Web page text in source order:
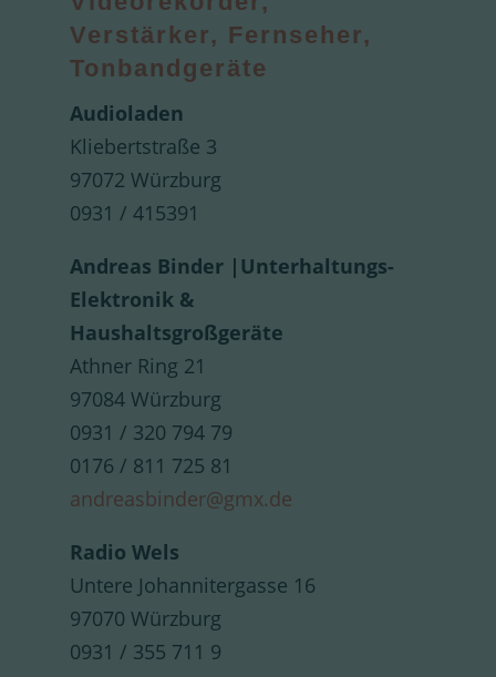
Verstärker, Fernseher,
Tonbandgeräte
Audioladen
Kliebertstraße 3
97072 Würzburg
0931 / 415391
Andreas Binder |Unterhaltungs-
Elektronik &
Haushaltsgroßgeräte
Athner Ring 21
97084 Würzburg
0931 / 320 794 79
0176 / 811 725 81
andreasbinder@gmx.de
Radio Wels
Untere Johannitergasse 16
97070 Würzburg
0931 / 355 711 9